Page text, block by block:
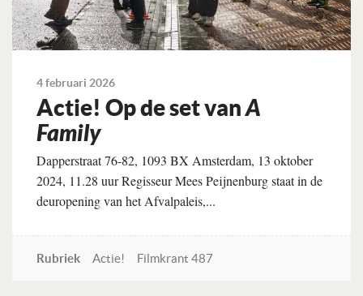
4 februari 2026
Actie! Op de set vanA
Family
Dapperstraat 76-82, 1093 BX Amsterdam, 13 oktober
2024, 11.28 uur Regisseur Mees Peijnenburg staat in de
deuropening van het Afvalpaleis,...
Rubriek Actie! Filmkrant 487